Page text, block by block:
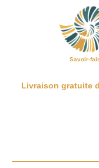
Savoir-
Livraison gratuite